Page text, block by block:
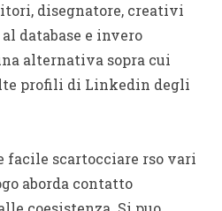
disegnatore, creativi
database e invero
alternativa sopra cui
profili di Linkedin degli
facile scartocciare rso vari
aborda contatto